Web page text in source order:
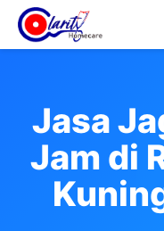
Jasa
Jam di